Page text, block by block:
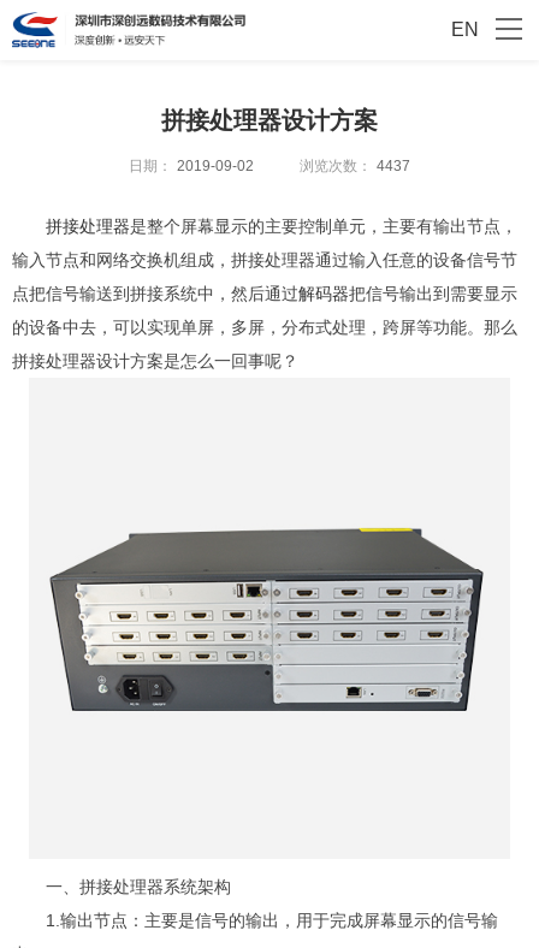
EN
拼接处理器设计方案
日期： 2019-09-02 浏览次数： 4437
拼接处理器是整个屏幕显示的主要控制单元，主要有输出节点，
输入节点和网络交换机组成，拼接处理器通过输入任意的设备信号节
点把信号输送到拼接系统中，然后通过解码器把信号输出到需要显示
的设备中去，可以实现单屏，多屏，分布式处理，跨屏等功能。那么
拼接处理器设计方案是怎么一回事呢？
一、拼接处理器系统架构
1.输出节点：主要是信号的输出，用于完成屏幕显示的信号输